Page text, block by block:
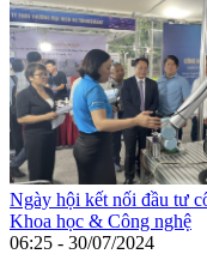
Ngày hội kết nối đầu tư
Khoa học & Công nghệ
06:25 - 30/07/2024